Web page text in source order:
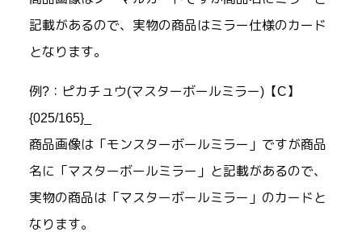
記載があるので、実物の商品はミラー仕様のカード
となります。
例?：ピカチュウ(マスターボールミラー)【C】
{025/165}_
商品画像は「モンスターボールミラー」ですが商品
名に「マスターボールミラー」と記載があるので、
実物の商品は「マスターボールミラー」のカードと
なります。